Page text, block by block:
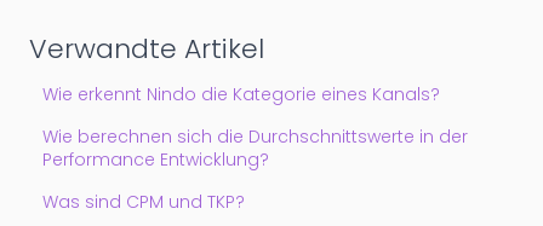
Verwandte Artikel
Wie erkennt Nindo die Kategorie eines Kanals?
Wie berechnen sich die Durchschnittswerte in der
Performance Entwicklung?
Was sind CPM und TKP?